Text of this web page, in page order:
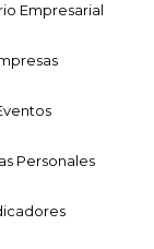
Empresarial
Personales